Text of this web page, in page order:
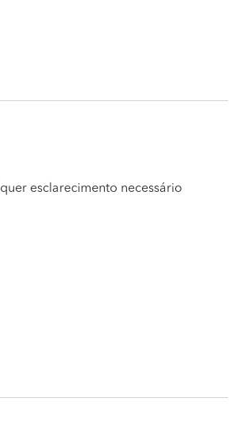
esclarecimento necessário